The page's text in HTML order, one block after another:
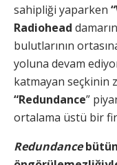
sahipliği yaparken
Radiohead
bulutlarının
yoluna devam
katmayan seçkinin
“Redundance”
ortalama üstü bir
Redundance